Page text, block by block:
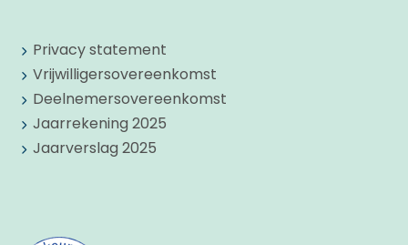
Privacy statement
Vrijwilligersovereenkomst
Deelnemersovereenkomst
Jaarrekening 2025
Jaarverslag 2025